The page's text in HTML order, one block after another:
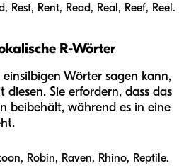
Rest, Rent, Read, Real, Reef, Reel.
R-Wörter
Wörter sagen kann,
diesen. Sie erfordern, dass das
beibehält, während es in eine
Robin, Raven, Rhino, Reptile.